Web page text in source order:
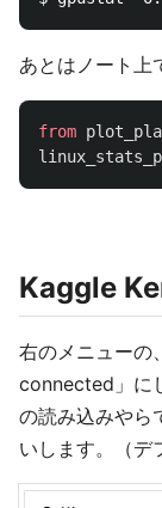
あとはノート上
from
Kaggle
右のメニュー
connected」に
の読み込みやら
いします。（デ